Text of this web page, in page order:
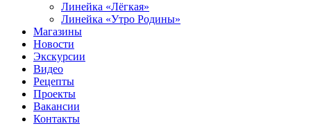
Линейка «Лёгкая»
Линейка «Утро Родины»
Магазины
Новости
Экскурсии
Видео
Рецепты
Проекты
Вакансии
Контакты